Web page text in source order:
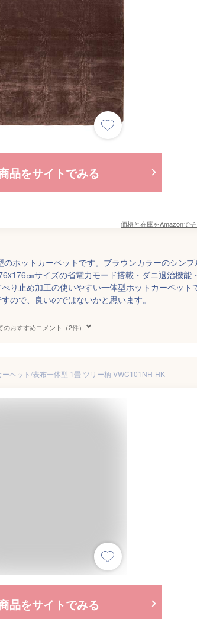
品をサイトでみる
価格と在庫をAmazonで
ホットカーペットです。ブラウンカラーのシンプ
㎝サイズの省電力モード搭載・ダニ退治機能
り止め加工の使いやすい一体型ホットカーペット
ので、良いのではないかと思います。
のおすすめコメント（2件）
ペット/表布一体型 1畳 ツリー柄 VWC101NH-HK
品をサイトでみる